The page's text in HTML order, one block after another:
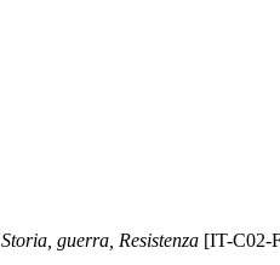
Storia, guerra, Resistenza [IT-C02-